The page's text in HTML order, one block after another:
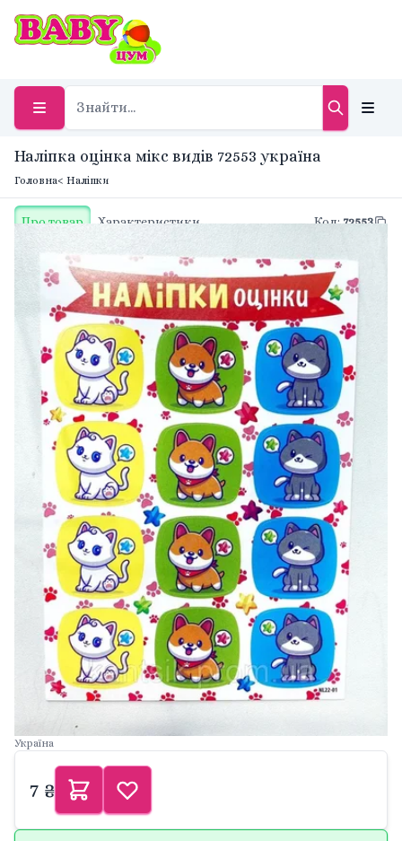
Наліпка оцінка мікс видів 72553 україна
Головна< Наліпки
Про товар Характеристики Код:72553
Україна
7 ₴